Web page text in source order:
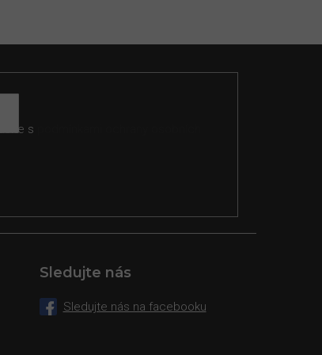
s
Sledujte nás
Sledujte nás na facebooku